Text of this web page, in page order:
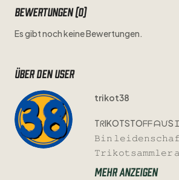
Bewertungen (0)
Es gibt noch keine Bewertungen.
Über den user
trikot38
TᖇIKOTSTOᖴᖴᗩᙀS
𝙱𝚒𝚗
𝚃𝚛𝚒𝚔𝚘𝚝𝚜𝚊𝚖𝚖𝚕𝚎𝚛
𝙱𝚛𝚊𝚞𝚗𝚜𝚌𝚑𝚠𝚎𝚒𝚐.
Mehr anzeigen